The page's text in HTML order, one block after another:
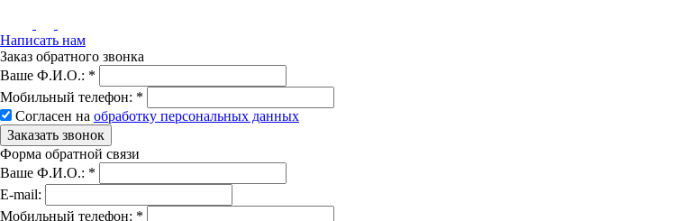
Написать нам
Заказ обратного звонка
Ваше Ф.И.О.: *
Мобильный телефон: *
Согласен на обработку персональных данных
Заказать звонок
Форма обратной связи
Ваше Ф.И.О.: *
E-mail:
Мобильный телефон: *